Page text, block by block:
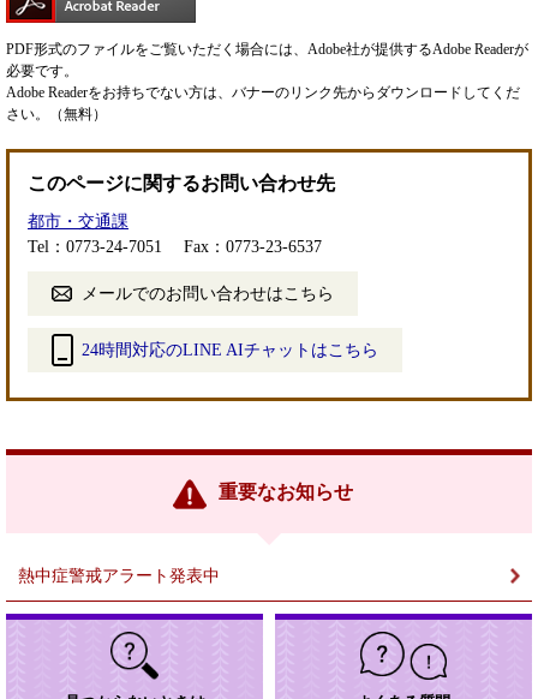
PDF形式のファイルをご覧いただく場合には、Adobe社が提供するAdobe Readerが
必要です。
Adobe Readerをお持ちでない方は、バナーのリンク先からダウンロードしてくだ
さい。（無料）
このページに関するお問い合わせ先
都市・交通課
Tel：0773-24-7051
Fax：0773-23-6537
メールでのお問い合わせはこちら
24時間対応のLINE AIチャットはこちら
リ
重要なお知らせ
熱中症警戒アラート発表中